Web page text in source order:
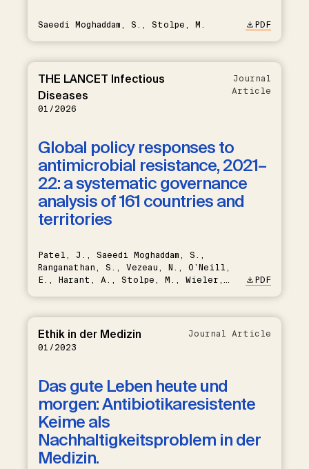
Saeedi Moghaddam, S., Stolpe, M. PDF
THE LANCET Infectious
Diseases
01/2026
Journal
Article
Global policy responses to
antimicrobial resistance, 2021–
22: a systematic governance
analysis of 161 countries and
territories
Patel, J., Saeedi Moghaddam, S.,
Ranganathan, S., Vezeau, N., O’Neill,
E., Harant, A., Stolpe, M., Wieler,
PDF
Ethik in der Medizin
01/2023
Journal Article
Das gute Leben heute und
morgen: Antibiotikaresistente
Keime als
Nachhaltigkeitsproblem in der
Medizin.